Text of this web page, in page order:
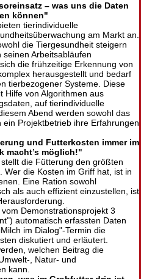
– was uns die Daten
können
tierindividuelle
am Markt an.
die Tiergesundheit steigern
Arbeitsabläufen
die frühzeitige Erkennung von
herausgestellt und bedarf
tierbezogener Systeme. Diese
Hilfe von Algorithmen aus
auf tierindividuelle
Abend werden sowohl das
ein Projektbetrieb ihre Erfahrungen
und Futterkosten immer im
macht’s möglich!
die Fütterung den größten
Wer die Kosten im Griff hat, ist in
Eine Ration sowohl
als auch effizient einzustellen, ist
Demonstrationsprojekt 3
) automatisch erfassten Daten
im Dialog -Termin die
diskutiert und erläutert.
welchen Beitrag die
, Natur- und
kann.